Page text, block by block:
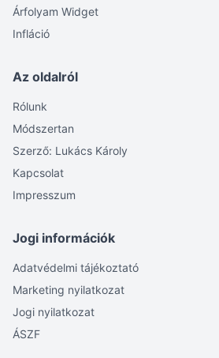
Árfolyam Widget
Infláció
Az oldalról
Rólunk
Módszertan
Szerző: Lukács Károly
Kapcsolat
Impresszum
Jogi információk
Adatvédelmi tájékoztató
Marketing nyilatkozat
Jogi nyilatkozat
ÁSZF